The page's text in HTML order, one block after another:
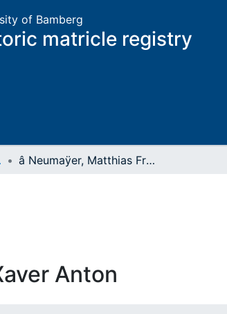
of Bamberg
matricle registry
â Neumaÿer, Matthias Franz Xaver Anton
Anton